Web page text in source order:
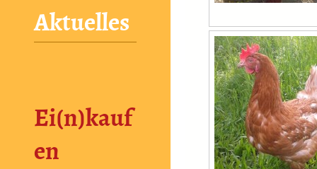
Aktuelles
Ei(n)kauf
en